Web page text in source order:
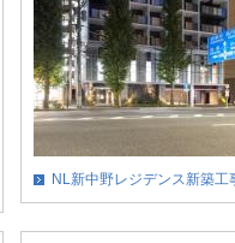
NL新中野レジデンス新築工